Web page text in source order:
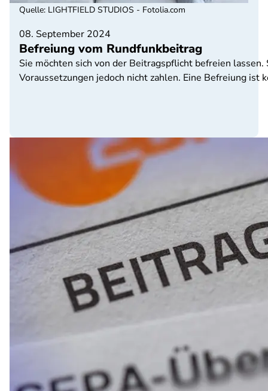
08. September 2024
Befreiung vom Rundfunkbeitrag
Sie möchten sich von der Beitragspflicht befreien
Voraussetzungen jedoch nicht zahlen. Eine Befreiung ist
Quelle: LIGHTFIELD STUDIOS - Fotolia.com